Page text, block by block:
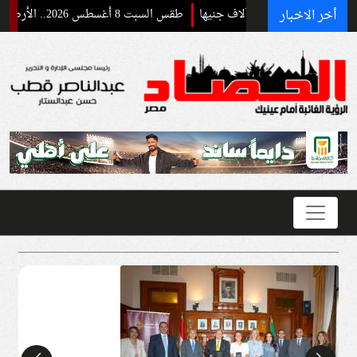
أخر الاخبار طقس السبت 8 أغسطس 2026.. الأرصاد تحذر من حرارة شديدة وأتربة بهذه المناطق